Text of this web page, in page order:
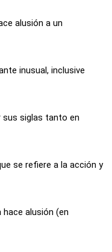
alusión a un
inusual, inclusive
sus siglas tanto en
se refiere a la acción y
alusión (en